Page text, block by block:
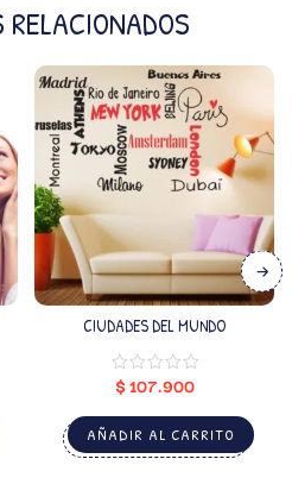
RELACIONADOS
CIUDADES DEL MUNDO
$107.900
AÑADIR AL CARRITO